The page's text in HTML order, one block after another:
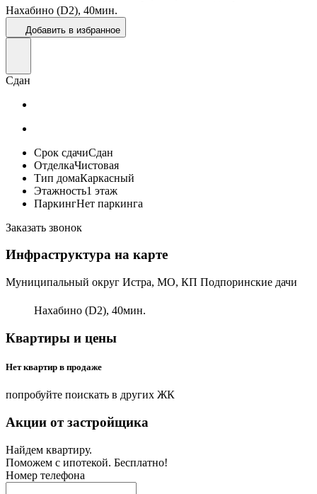
Нахабино (D2), 40мин.
Добавить в избранное
Сдан
Срок сдачиСдан
ОтделкаЧистовая
Тип домаКаркасный
Этажность1 этаж
ПаркингНет паркинга
Заказать звонок
Инфраструктура на карте
Муниципальный округ Истра, МО, КП Подпоринские дачи
Нахабино (D2), 40мин.
Квартиры и цены
Нет квартир в продаже
попробуйте поискать в других ЖК
Акции от застройщика
Найдем квартиру.
Поможем с ипотекой. Бесплатно!
Номер телефона